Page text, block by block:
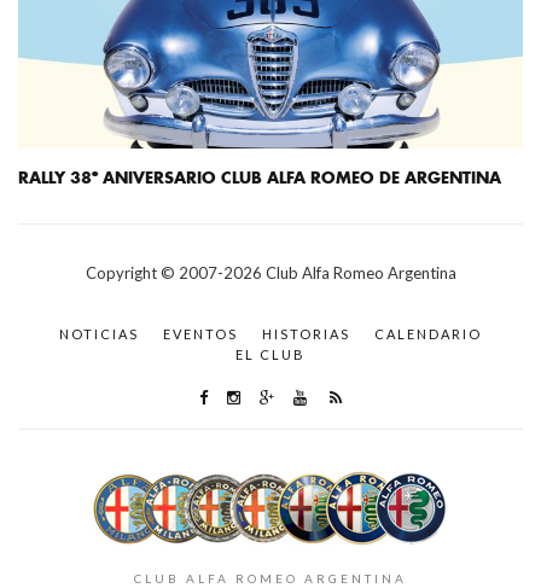
RALLY 38º ANIVERSARIO CLUB ALFA ROMEO DE ARGENTINA
Copyright © 2007-2026 Club Alfa Romeo Argentina
NOTICIAS EVENTOS HISTORIAS
CALENDARIO
EL CLUB
CLUB ALFA ROMEO ARGENTINA